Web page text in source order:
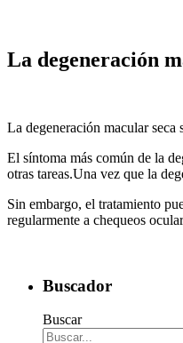
La degeneración
La degeneración macular seca
El síntoma más común de la
otras tareas.Una vez que la
Sin embargo, el tratamiento
regularmente a chequeos
Buscador
Buscar